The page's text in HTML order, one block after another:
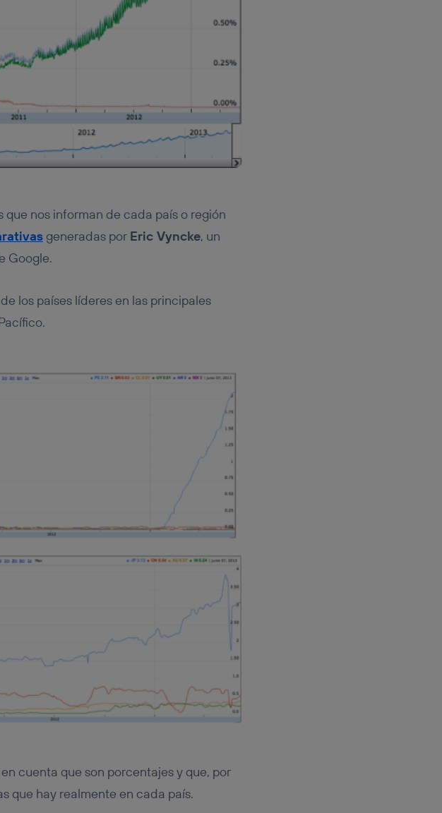
nos informan de cada país o región
generadas por Eric Vyncke, un
Google.
los países líderes en las principales
cuenta que son porcentajes y que, por
que hay realmente en cada país.